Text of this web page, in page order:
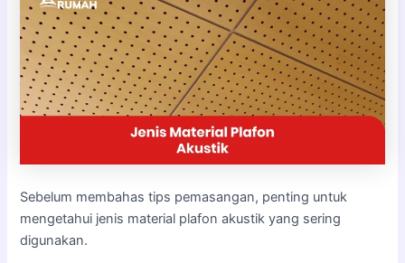
Sebelum membahas tips pemasangan, penting untuk
mengetahui jenis material plafon akustik yang sering
digunakan.